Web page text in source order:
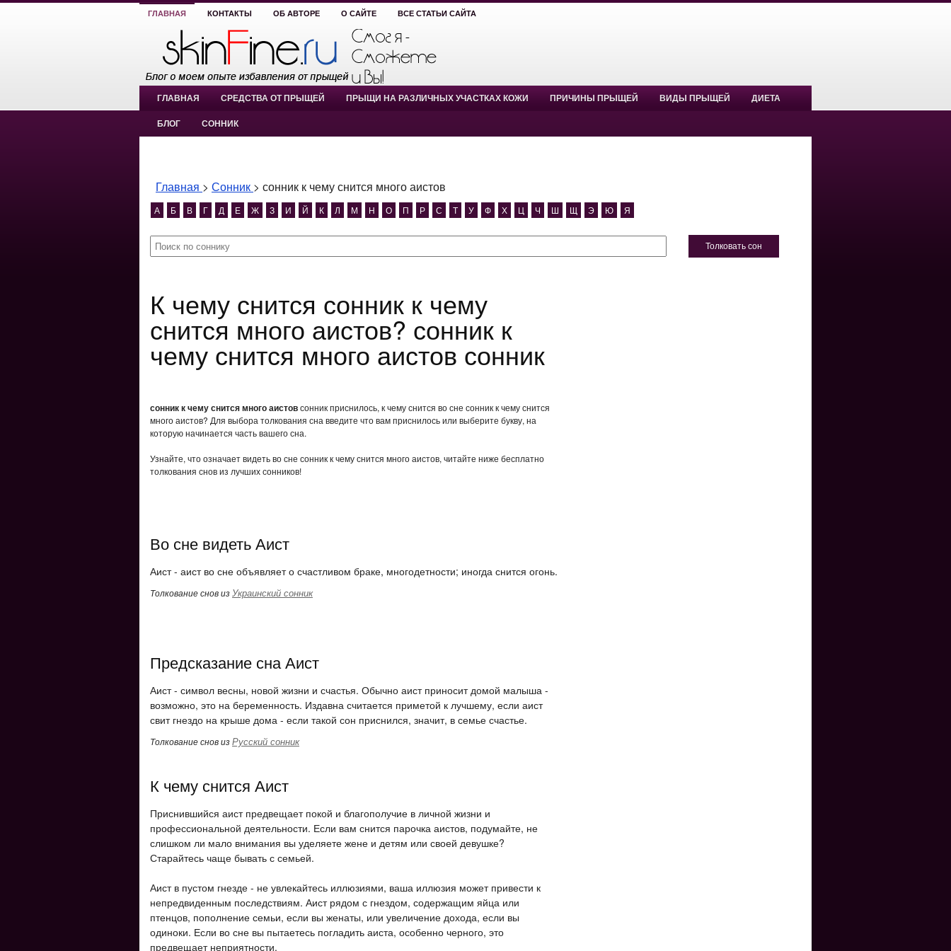
ГЛАВНАЯ КОНТАКТЫ ОБ АВТОРЕ О САЙТЕ ВСЕ СТАТЬИ САЙТА
ГЛАВНАЯ СРЕДСТВА ОТ ПРЫЩЕЙ ПРЫЩИ НА РАЗЛИЧНЫХ УЧАСТКАХ КОЖИ ПРИЧИНЫ ПРЫЩЕЙ ВИДЫ ПРЫЩЕЙ ДИЕТА
БЛОГ СОННИК
Главная > Сонник > сонник к чему снится много аистов
А Б В Г Д Е Ж З И Й К Л М Н О П Р С Т У Ф Х Ц Ч Ш Щ Э Ю Я
Толковать сон
К чему снится сонник к чему
снится много аистов? сонник к
чему снится много аистов сонник
сонник к чему снится много аистовсонник приснилось, к чему снится во сне сонник к чему снится
много аистов? Для выбора толкования сна введите что вам приснилось или выберите букву, на
которую начинается часть вашего сна.
Узнайте, что означает видеть во сне сонник к чему снится много аистов, читайте ниже бесплатно
толкования снов из лучших сонников!
Во сне видеть Аист
Аист - аист во сне объявляет о счастливом браке, многодетности; иногда снится огонь.
Толкование снов изУкраинский сонник
Предсказание сна Аист
Аист - символ весны, новой жизни и счастья. Обычно аист приносит домой малыша -
возможно, это на беременность. Издавна считается приметой к лучшему, если аист
свит гнездо на крыше дома - если такой сон приснился, значит, в семье счастье.
Толкование снов изРусский сонник
К чему снится Аист
Приснившийся аист предвещает покой и благополучие в личной жизни и
профессиональной деятельности. Если вам снится парочка аистов, подумайте, не
слишком ли мало внимания вы уделяете жене и детям или своей девушке?
Старайтесь чаще бывать с семьей.
Аист в пустом гнезде - не увлекайтесь иллюзиями, ваша иллюзия может привести к
непредвиденным последствиям. Аист рядом с гнездом, содержащим яйца или
птенцов, пополнение семьи, если вы женаты, или увеличение дохода, если вы
одиноки. Если во сне вы пытаетесь погладить аиста, особенно черного, это
предвещает неприятности.